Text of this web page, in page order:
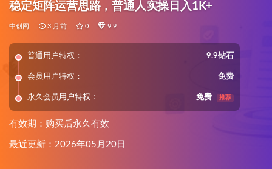
稳定矩阵运营思路，普通人实操日入1K+
中创网 3 月前 0 9.9
普通用户特权： 9.9钻石
会员用户特权： 免费
永久会员用户特权： 免费 推荐
有效期：购买后永久有效
最近更新：2026年05月20日